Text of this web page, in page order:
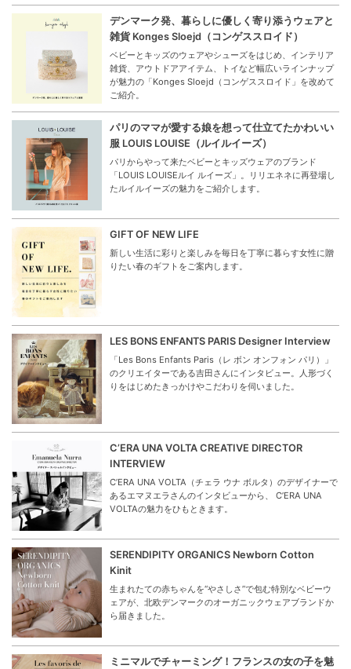
デンマーク発、暮らしに優しく寄り添うウェアと
雑貨 Konges Sloejd（コンゲススロイド）
ベビーとキッズのウェアやシューズをはじめ、インテリア
雑貨、アウトドアアイテム、トイなど幅広いラインナップ
が魅力の「Konges Sloejd（コンゲススロイド」を改めて
ご紹介。
パリのママが愛する娘を想って仕立てたかわいい
服 LOUIS LOUISE（ルイルイーズ）
パリからやって来たベビーとキッズウェアのブランド
「LOUIS LOUISEルイ ルイーズ」。リリエネネに再登場し
たルイルイーズの魅力をご紹介します。
GIFT OF NEW LIFE
新しい生活に彩りと楽しみを毎日を丁寧に暮らす女性に贈
りたい春のギフトをご案内します。
LES BONS ENFANTS PARIS Designer Interview
「Les Bons Enfants Paris（レ ボン オンフォン パリ）」
のクリエイターである吉田さんにインタビュー。人形づく
りをはじめたきっかけやこだわりを伺いました。
C’ERA UNA VOLTA CREATIVE DIRECTOR
INTERVIEW
C’ERA UNA VOLTA（チェラ ウナ ボルタ）のデザイナーで
あるエマヌエラさんのインタビューから、 C’ERA UNA
VOLTAの魅力をひもときます。
SERENDIPITY ORGANICS Newborn Cotton
Kinit
生まれたての赤ちゃんを“やさしさ”で包む特別なベビーウ
ェアが、北欧デンマークのオーガニックウェアブランドか
ら届きました。
ミニマルでチャーミング！フランスの女の子を魅